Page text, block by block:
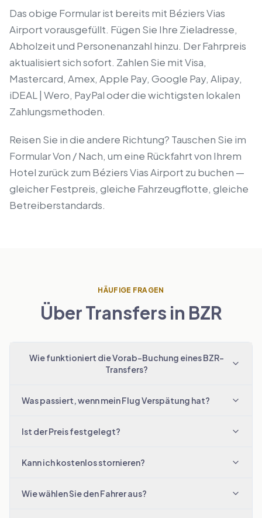
Das obige Formular ist bereits mit Béziers Vias
Airport vorausgefüllt. Fügen Sie Ihre Zieladresse,
Abholzeit und Personenanzahl hinzu. Der Fahrpreis
aktualisiert sich sofort. Zahlen Sie mit Visa,
Mastercard, Amex, Apple Pay, Google Pay, Alipay,
iDEAL | Wero, PayPal oder die wichtigsten lokalen
Zahlungsmethoden.
Reisen Sie in die andere Richtung? Tauschen Sie im
Formular Von / Nach, um eine Rückfahrt von Ihrem
Hotel zurück zum Béziers Vias Airport zu buchen —
gleicher Festpreis, gleiche Fahrzeugflotte, gleiche
Betreiberstandards.
HÄUFIGE FRAGEN
Über Transfers in BZR
Wie funktioniert die Vorab-Buchung eines BZR-
Transfers?
Was passiert, wenn mein Flug Verspätung hat?
Ist der Preis festgelegt?
Kann ich kostenlos stornieren?
Wie wählen Sie den Fahrer aus?